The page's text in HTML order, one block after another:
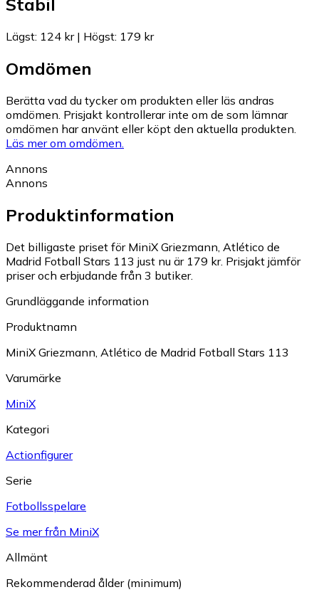
Stabil
Lägst: 124 kr| Högst: 179 kr
Omdömen
Berätta vad du tycker om produkten eller läs andras
omdömen. Prisjakt kontrollerar inte om de som lämnar
omdömen har använt eller köpt den aktuella produkten.
Läs mer om omdömen.
Annons
Annons
Produktinformation
Det billigaste priset för MiniX Griezmann, Atlético de
Madrid Fotball Stars 113 just nu är 179 kr. Prisjakt jämför
priser och erbjudande från 3 butiker.
Grundläggande information
Produktnamn
MiniX Griezmann, Atlético de Madrid Fotball Stars 113
Varumärke
MiniX
Kategori
Actionfigurer
Serie
Fotbollsspelare
Se mer från MiniX
Allmänt
Rekommenderad ålder (minimum)